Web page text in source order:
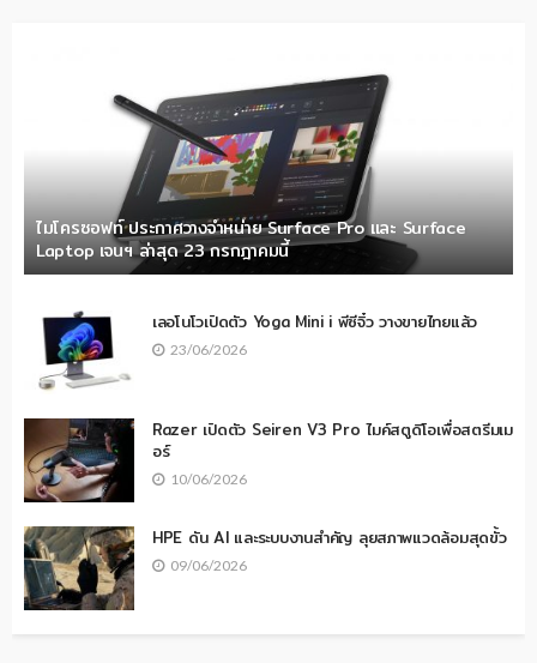
ไมโครซอฟท์ ประกาศวางจำหน่าย Surface Pro และ Surface
Laptop เจนฯ ล่าสุด 23 กรกฎาคมนี้
เลอโนโวเปิดตัว Yoga Mini i พีซีจิ๋ว วางขายไทยแล้ว
23/06/2026
Razer เปิดตัว Seiren V3 Pro ไมค์สตูดิโอเพื่อสตรีมเม
อร์
10/06/2026
HPE ดัน AI และระบบงานสำคัญ ลุยสภาพแวดล้อมสุดขั้ว
09/06/2026